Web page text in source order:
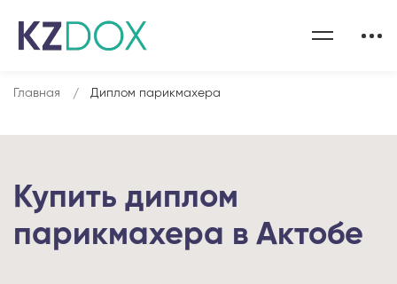
Главная Диплом парикмахера
Купить диплом
парикмахера в Актобе